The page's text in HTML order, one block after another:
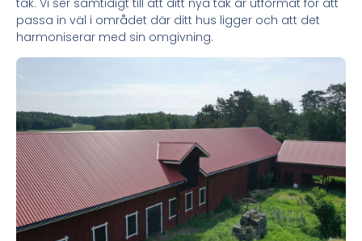
passa in väl i området där ditt hus ligger och att det
harmoniserar med sin omgivning.